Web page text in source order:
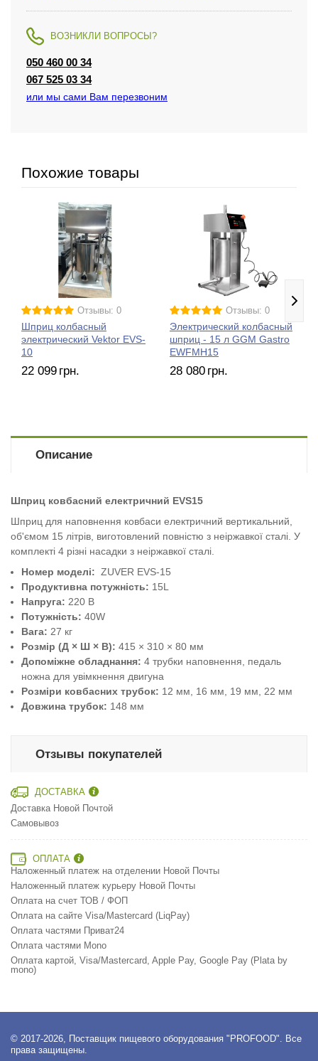
ВОЗНИКЛИ ВОПРОСЫ?
050 460 00 34
067 525 03 34
или мы сами Вам перезвоним
Похожие товары
Отзывы: 0
Шприц колбасный
электрический Vektor EVS-
10
22 099 грн.
Отзывы: 0
Электрический колбасный
шприц - 15 л GGM Gastro
EWFMH15
28 080 грн.
Описание
Шприц ковбасний електричний EVS15
Шприц для наповнення ковбаси електричний вертикальний,
об'ємом 15 літрів, виготовлений повністю з неіржавкої сталі. У
комплекті 4 різні насадки з неіржавкої сталі.
Номер моделі: ZUVER EVS-15
Продуктивна потужність: 15L
Напруга: 220 В
Потужність: 40W
Вага: 27 кг
Розмір (Д × Ш × В): 415 × 310 × 80 мм
Допоміжне обладнання: 4 трубки наповнення, педаль
ножна для увімкнення двигуна
Розміри ковбасних трубок: 12 мм, 16 мм, 19 мм, 22 мм
Довжина трубок: 148 мм
Отзывы покупателей
ДОСТАВКА
Доставка Новой Почтой
Самовывоз
ОПЛАТА
Наложенный платеж на отделении Новой Почты
Наложенный платеж курьеру Новой Почты
Оплата на счет ТОВ / ФОП
Оплата на сайте Visa/Mastercard (LiqPay)
Оплата частями Приват24
Оплата частями Mono
Оплата картой, Visa/Mastercard, Apple Pay, Google Pay (Plata by
mono)
© 2017-2026, Поставщик пищевого оборудования "PROFOOD". Все
права защищены.